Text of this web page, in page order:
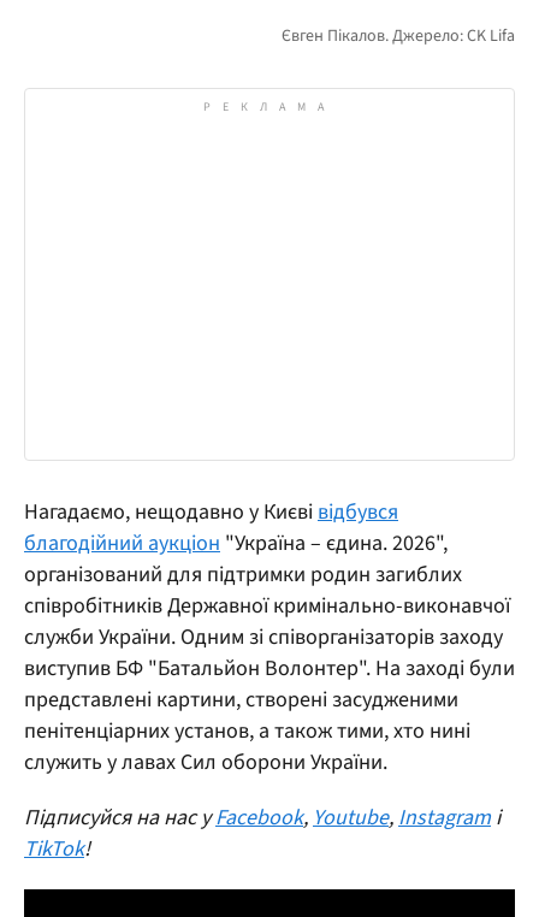
Нагадаємо, нещодавно у Києвівідбувся
благодійний аукціон "Україна – єдина. 2026",
організований для підтримки родин загиблих
співробітників Державної кримінально-виконавчої
служби України. Одним зі співорганізаторів заходу
виступив БФ "Батальйон Волонтер". На заході були
представлені картини, створені засудженими
пенітенціарних установ, а також тими, хто нині
служить у лавах Сил оборони України.
Підписуйся на нас уFacebook,Youtube,Instagram і
TikTok!